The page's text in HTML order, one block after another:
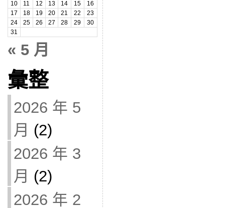
10
11 12 13 14 15
16
17
18 19 20 21 22
23
24
25 26 27 28 29
30
31
« 5 月
彙整
2026 年 5
月 (2)
2026 年 3
月 (2)
2026 年 2